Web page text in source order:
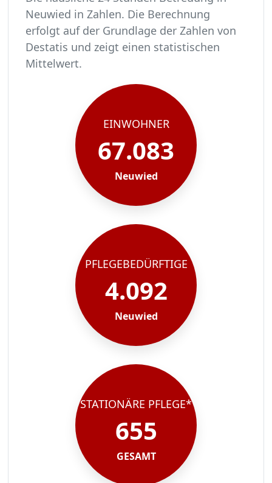
Neuwied in Zahlen. Die Berechnung
erfolgt auf der Grundlage der Zahlen von
Destatis und zeigt einen statistischen
Mittelwert.
In Neuwied leben rund 67083 Menschen.
Von diesen 67083 Einwohnern sind rund 4092
Ca. 655 dieser pflegebedürftigen Menschen
Der Großteil der Pflegebedürftigen in
EINWOHNER
67.083
Neuwied
PFLEGEBEDÜRFTIGE
4.092
Neuwied
STATIONÄRE PFLEGE*
655
GESAMT